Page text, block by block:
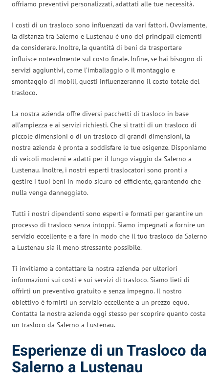
offriamo preventivi personalizzati, adattati alle tue necessità.
I costi di un trasloco sono influenzati da vari fattori. Ovviamente,
la distanza tra Salerno e Lustenau è uno dei principali elementi
da considerare. Inoltre, la quantità di beni da trasportare
influisce notevolmente sul costo finale. Infine, se hai bisogno di
servizi aggiuntivi, come l’imballaggio o il montaggio e
smontaggio di mobili, questi influenzeranno il costo totale del
trasloco.
La nostra azienda offre diversi pacchetti di trasloco in base
all’ampiezza e ai servizi richiesti. Che si tratti di un trasloco di
piccole dimensioni o di un trasloco di grandi dimensioni, la
nostra azienda è pronta a soddisfare le tue esigenze. Disponiamo
di veicoli moderni e adatti per il lungo viaggio da Salerno a
Lustenau. Inoltre, i nostri esperti traslocatori sono pronti a
gestire i tuoi beni in modo sicuro ed efficiente, garantendo che
nulla venga danneggiato.
Tutti i nostri dipendenti sono esperti e formati per garantire un
processo di trasloco senza intoppi. Siamo impegnati a fornire un
servizio eccellente e a fare in modo che il tuo trasloco da Salerno
a Lustenau sia il meno stressante possibile.
Ti invitiamo a contattare la nostra azienda per ulteriori
informazioni sui costi e sui servizi di trasloco. Siamo lieti di
offrirti un preventivo gratuito e senza impegno. Il nostro
obiettivo è fornirti un servizio eccellente a un prezzo equo.
Contatta la nostra azienda oggi stesso per scoprire quanto costa
un trasloco da Salerno a Lustenau.
Esperienze di un Trasloco da
Salerno a Lustenau